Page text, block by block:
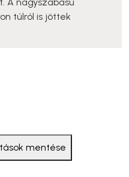
túlról is jöttek
mentése